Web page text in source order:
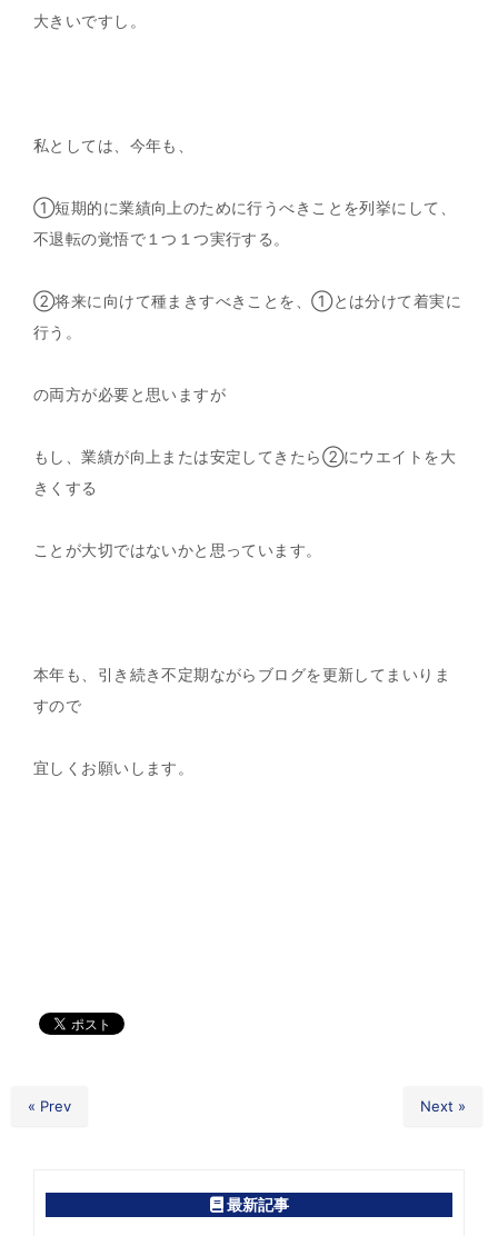
大きいですし。
私としては、今年も、
①短期的に業績向上のために行うべきことを列挙にして、
不退転の覚悟で１つ１つ実行する。
②将来に向けて種まきすべきことを、①とは分けて着実に
行う。
の両方が必要と思いますが
もし、業績が向上または安定してきたら②にウエイトを大
きくする
ことが大切ではないかと思っています。
本年も、引き続き不定期ながらブログを更新してまいりま
すので
宜しくお願いします。
« Prev Next »
最新記事